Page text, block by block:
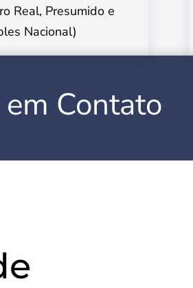
Real, Presumido e
Nacional)
Contato